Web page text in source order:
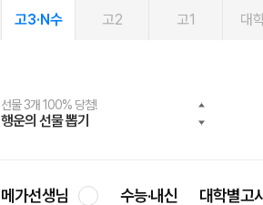
고3·N수 고2 고1 대
선물 3개 100% 당첨!
행운의 선물 뽑기
선물 100% 증정!
메가스터디 X 올리브
여름방학 스터디 캐시백
메가런 썸머스쿨
2027 러셀 단과
강사 공개선발
스마트러닝앱
설문 EVENT
메가패스
3일 무료 체험권
메가패스 수강생 무료혜택!
메가클럽 멤버십
사회공헌 캠페인
희망이룸 메가나눔
메가선생님 수능·내신 대학별고